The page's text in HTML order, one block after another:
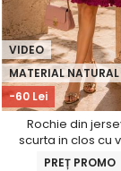
-60 Lei
VIDEO
MATERIAL NATURAL
Rochie din
scurta in clos cu
maneca -
PREȚ PROMO